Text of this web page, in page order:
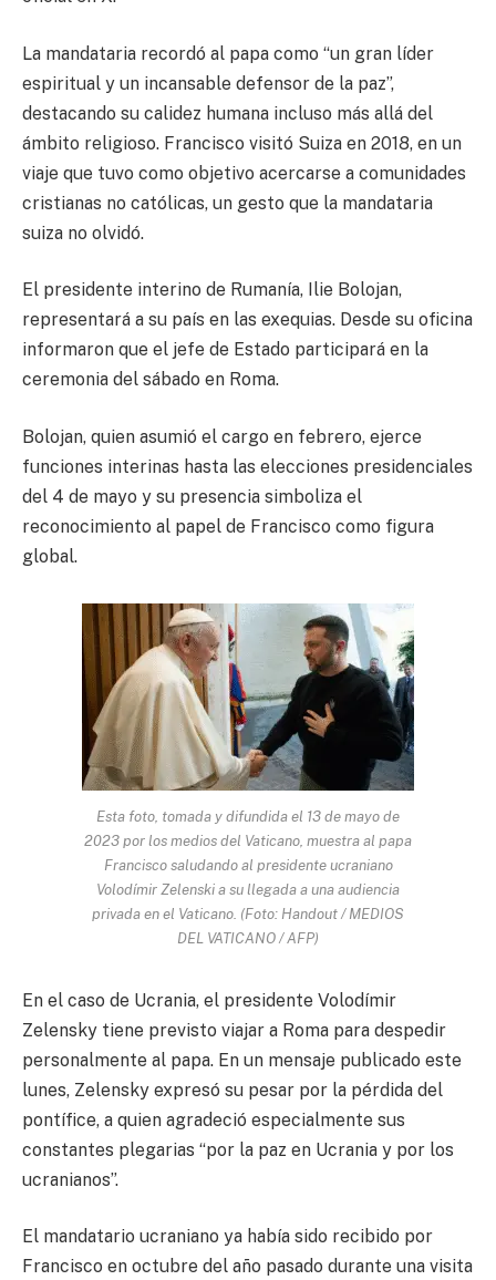
La mandataria recordó al papa como “un gran líder
espiritual y un incansable defensor de la paz”,
destacando su calidez humana incluso más allá del
ámbito religioso. Francisco visitó Suiza en 2018, en un
viaje que tuvo como objetivo acercarse a comunidades
cristianas no católicas, un gesto que la mandataria
suiza no olvidó.
El presidente interino de Rumanía, Ilie Bolojan,
representará a su país en las exequias. Desde su oficina
informaron que el jefe de Estado participará en la
ceremonia del sábado en Roma.
Bolojan, quien asumió el cargo en febrero, ejerce
funciones interinas hasta las elecciones presidenciales
del 4 de mayo y su presencia simboliza el
reconocimiento al papel de Francisco como figura
global.
Esta foto, tomada y difundida el 13 de mayo de
2023 por los medios del Vaticano, muestra al papa
Francisco saludando al presidente ucraniano
Volodímir Zelenski a su llegada a una audiencia
privada en el Vaticano. (Foto: Handout / MEDIOS
DEL VATICANO / AFP)
En el caso de Ucrania, el presidente Volodímir
Zelensky tiene previsto viajar a Roma para despedir
personalmente al papa. En un mensaje publicado este
lunes, Zelensky expresó su pesar por la pérdida del
pontífice, a quien agradeció especialmente sus
constantes plegarias “por la paz en Ucrania y por los
ucranianos”.
El mandatario ucraniano ya había sido recibido por
Francisco en octubre del año pasado durante una visita